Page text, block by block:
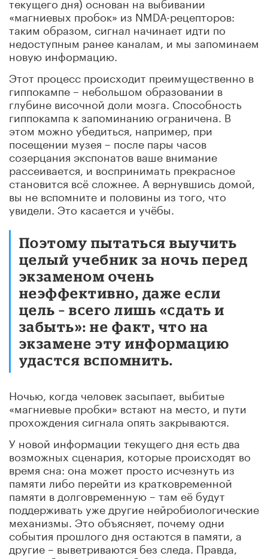
«магниевых пробок» из NMDA-рецепторов:
таким образом, сигнал начинает идти по
недоступным ранее каналам, и мы запоминаем
новую информацию.
Этот процесс происходит преимущественно в
гиппокампе – небольшом образовании в
глубине височной доли мозга. Способность
гиппокампа к запоминанию ограничена. В
этом можно убедиться, например, при
посещении музея – после пары часов
созерцания экспонатов ваше внимание
рассеивается, и воспринимать прекрасное
становится всё сложнее. А вернувшись домой,
вы не вспомните и половины из того, что
увидели. Это касается и учёбы.
Поэтому пытаться выучить
целый учебник за ночь перед
экзаменом очень
неэффективно, даже если
цель – всего лишь «сдать и
забыть»: не факт, что на
экзамене эту информацию
удастся вспомнить.
Ночью, когда человек засыпает, выбитые
«магниевые пробки» встают на место, и пути
прохождения сигнала опять закрываются.
У новой информации текущего дня есть два
возможных сценария, которые происходят во
время сна: она может просто исчезнуть из
памяти либо перейти из кратковременной
памяти в долговременную – там её будут
поддерживать уже другие нейробиологические
механизмы. Это объясняет, почему одни
события прошлого дня остаются в памяти, а
другие – выветриваются без следа. Правда,